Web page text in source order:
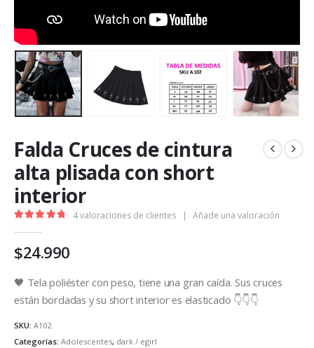
Falda Cruces de cintura
alta plisada con short
interior
4valoraciones de clientes | Añade una valoración
$24.990
🖤 Tela poliéster con peso, tiene una gran caída. Sus cruces
están bordadas y su short interior es elasticado 👇👇👇
SKU: A102
Categorías: Adolescentes, dark / egirl